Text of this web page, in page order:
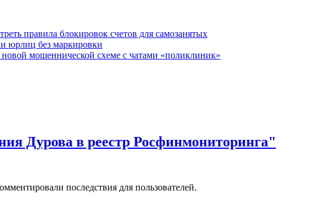
правила блокировок счетов для самозанятых
юрлиц без маркировки
мошеннической схеме с чатами «поликлиник»
Дурова в реестр Росфинмониторинга"
последствия для пользователей.